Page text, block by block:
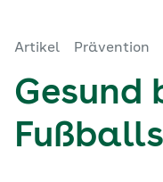
Artikel Prävention
Gesund